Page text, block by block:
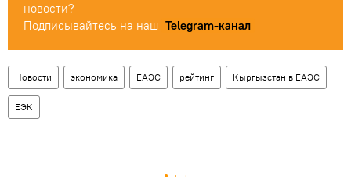
новости?
Подписывайтесь на наш Telegram-канал
Новости экономика ЕАЭС рейтинг Кыргызстан в ЕАЭС
ЕЭК